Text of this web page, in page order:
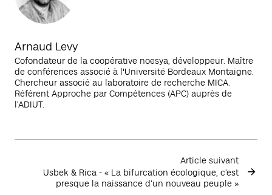
Arnaud Levy
Cofondateur de la coopérative noesya, développeur. Maître
de conférences associé à l'Université Bordeaux Montaigne.
Chercheur associé au laboratoire de recherche MICA.
Référent Approche par Compétences (APC) auprès de
l’ADIUT.
Article suivant
Usbek & Rica - « La bifurcation écologique, c’est
presque la naissance d’un nouveau peuple »